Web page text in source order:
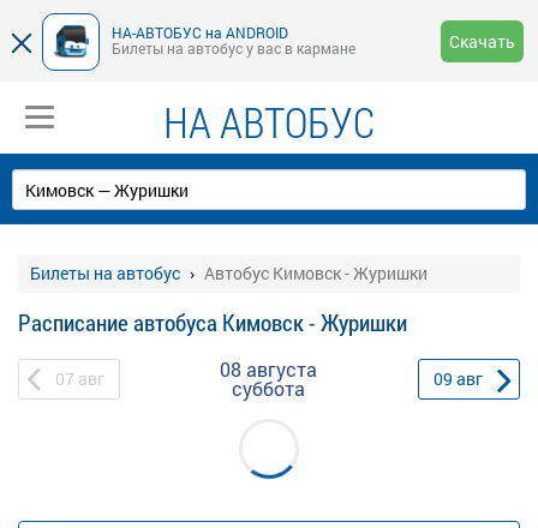
НА-АВТОБУС на ANDROID
Билеты на автобус у вас в кармане
Скачать
НА АВТОБУС
Билеты на автобус Автобус Кимовск - Журишки
Расписание автобуса Кимовск - Журишки
07 авг 08 августа
суббота 09 авг